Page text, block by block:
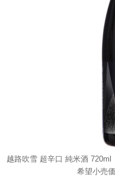
越路吹雪 超辛口 純米酒
希望小売